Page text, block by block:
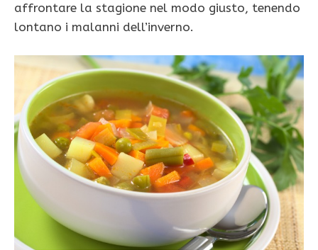
affrontare la stagione nel modo giusto, tenendo
lontano i malanni dell’inverno.